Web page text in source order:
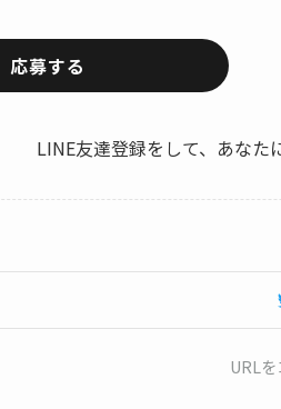
応募する
LINE友達登録をして、あなた
URL